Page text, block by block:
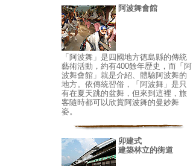
阿波舞會館
「阿波舞」是四國地方徳島縣的傳統
藝術活動，約有400餘年歴史，而「阿
波舞會館」就是介紹、體驗阿波舞的
地方。依傳統習俗，「阿波舞」是只
有在夏天跳的盆舞，但來到這裡，旅
客隨時都可以欣賞阿波舞的曼妙舞
姿。
卯建式
建築林立的街道